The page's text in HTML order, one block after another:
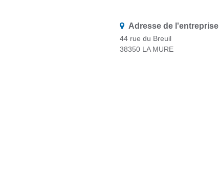
Adresse de l'entreprise
44 rue du Breuil
38350 LA MURE